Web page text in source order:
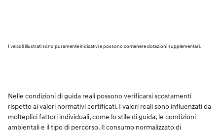
I veicoli illustrati sono puramente indicativi e possono contenere dotazioni supplementari.
Nelle condizioni di guida reali possono verificarsi scostamenti
rispetto ai valori normativi certificati. I valori reali sono influenzati da
molteplici fattori individuali, come lo stile di guida, le condizioni
ambientali e il tipo di percorso. Il consumo normalizzato di